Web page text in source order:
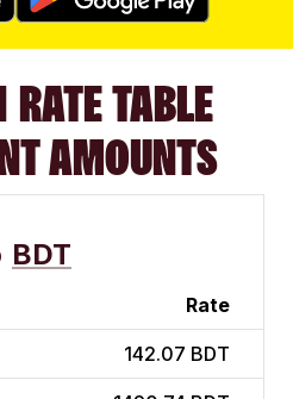
RATE TABLE
AMOUNTS
BDT
Rate
142.07 BDT